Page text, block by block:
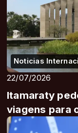
Noticias
22/07/2026
Itamaraty
viagens para